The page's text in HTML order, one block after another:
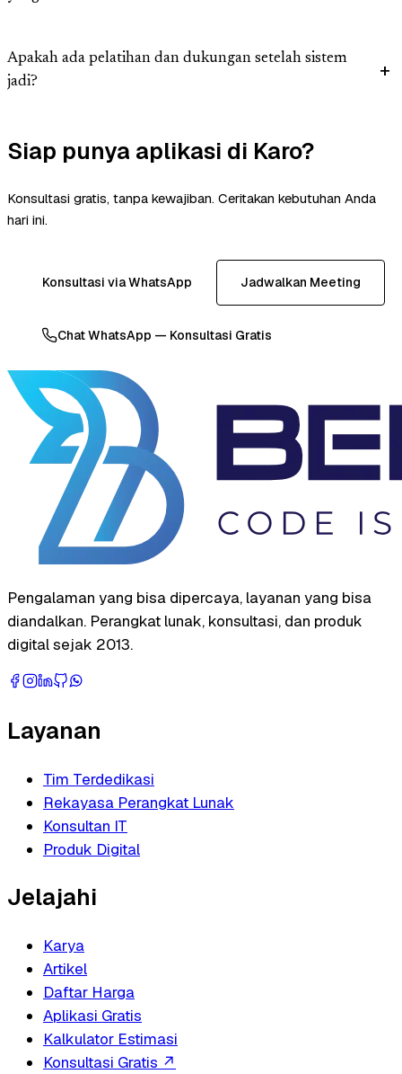
Apakah ada pelatihan dan dukungan setelah sistem
jadi?
Siap punya aplikasi di Karo?
Konsultasi gratis, tanpa kewajiban. Ceritakan kebutuhan Anda
hari ini.
Konsultasi via WhatsApp Jadwalkan Meeting
Chat WhatsApp — Konsultasi Gratis
Pengalaman yang bisa dipercaya, layanan yang bisa
diandalkan. Perangkat lunak, konsultasi, dan produk
digital sejak 2013.
Layanan
Tim Terdedikasi
Rekayasa Perangkat Lunak
Konsultan IT
Produk Digital
Jelajahi
Karya
Artikel
Daftar Harga
Aplikasi Gratis
Kalkulator Estimasi
Konsultasi Gratis ↗